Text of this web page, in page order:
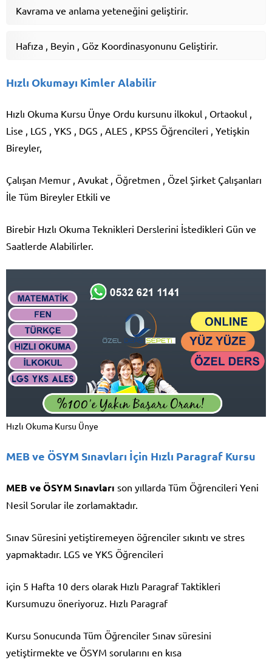
Kavrama ve anlama yeteneğini geliştirir.
Hafıza , Beyin , Göz Koordinasyonunu Geliştirir.
Hızlı Okumayı Kimler Alabilir
Hızlı Okuma Kursu Ünye Ordu kursunu ilkokul , Ortaokul ,
Lise , LGS , YKS , DGS , ALES , KPSS Öğrencileri , Yetişkin
Bireyler,
Çalışan Memur , Avukat , Öğretmen , Özel Şirket Çalışanları
İle Tüm Bireyler Etkili ve
Birebir Hızlı Okuma Teknikleri Derslerini İstedikleri Gün ve
Saatlerde Alabilirler.
Hızlı Okuma Kursu Ünye
MEB ve ÖSYM Sınavları İçin Hızlı Paragraf Kursu
MEB ve ÖSYM Sınavları son yıllarda Tüm Öğrencileri Yeni
Nesil Sorular ile zorlamaktadır.
Sınav Süresini yetiştiremeyen öğrenciler sıkıntı ve stres
yapmaktadır. LGS ve YKS Öğrencileri
için 5 Hafta 10 ders olarak Hızlı Paragraf Taktikleri
Kursumuzu öneriyoruz. Hızlı Paragraf
Kursu Sonucunda Tüm Öğrenciler Sınav süresini
yetiştirmekte ve ÖSYM sorularını en kısa